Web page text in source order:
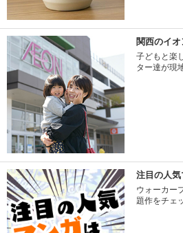
関西のイ
子どもと楽
ター達が現
注目の人気
ウォーカー
題作をチェ